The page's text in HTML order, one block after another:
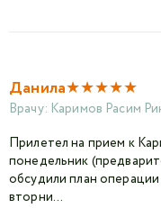
Данила★★★★★
Врачу: Каримов Расим
Прилетел на прием к
понедельник
обсудили план
вторни...